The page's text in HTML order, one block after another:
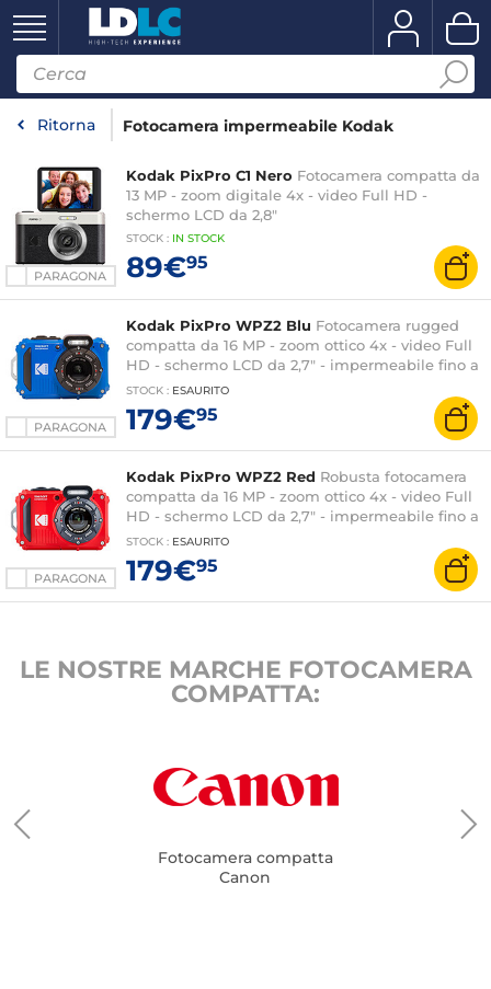
Ritorna Fotocamera impermeabile Kodak
PARAGONA
Kodak PixPro C1 Nero Fotocamera compatta da
13 MP - zoom digitale 4x - video Full HD -
schermo LCD da 2,8"
STOCK : IN STOCK
89€95
PARAGONA
Kodak PixPro WPZ2 Blu Fotocamera rugged
compatta da 16 MP - zoom ottico 4x - video Full
HD - schermo LCD da 2,7" - impermeabile fino a
15 m - Wi-Fi
STOCK : ESAURITO
179€95
PARAGONA
Kodak PixPro WPZ2 Red Robusta fotocamera
compatta da 16 MP - zoom ottico 4x - video Full
HD - schermo LCD da 2,7" - impermeabile fino a
15 m - Wi-Fi
STOCK : ESAURITO
179€95
LE NOSTRE MARCHE FOTOCAMERA
COMPATTA:
Fotocamera compatta
Canon